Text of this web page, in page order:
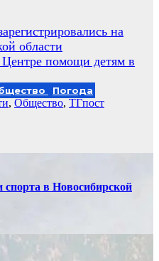
на
области
помощи детям в
Погода
, Общество, ТГпост
в Новосибирской